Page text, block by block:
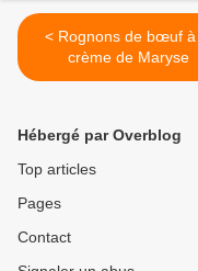
< Rognons de bœuf à la
crème de Maryse
Hébergé par Overblog
Top articles
Pages
Contact